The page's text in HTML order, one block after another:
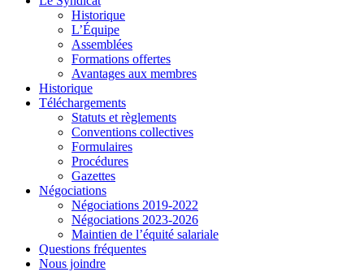
Historique
L’Équipe
Assemblées
Formations offertes
Avantages aux membres
Historique
Téléchargements
Statuts et règlements
Conventions collectives
Formulaires
Procédures
Gazettes
Négociations
Négociations 2019-2022
Négociations 2023-2026
Maintien de l’équité salariale
Questions fréquentes
Nous joindre